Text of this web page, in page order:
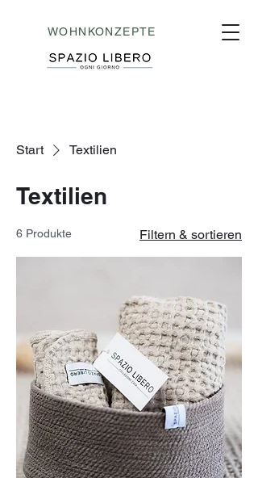
WOHNKONZEPTE
Start Textilien
Textilien
6 Produkte Filtern & sortieren